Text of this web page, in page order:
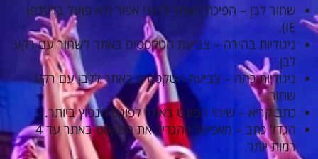
שחור לבן – הפיכת האתר לגווני אפור (לא פועל בדפדפן
IE).
ניגודיות בהירה – צביעת הטקסטים באתר לשחור עם רקע
לבן.
ניגודיות כהה – צביעת הטקסטים באתר ללבן עם רקע
שחור.
כתב קריא – שינוי הפונט באתר לפונט הנפוץ ביותר.
הגדל כתב – מאפשר להגדיל את הטקסט באתר עד 4
רמות יותר.